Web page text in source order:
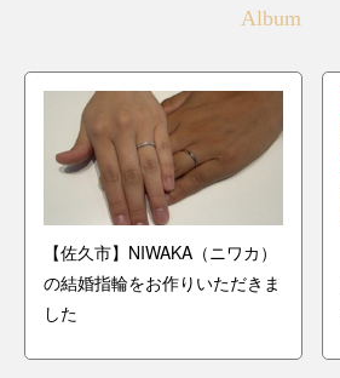
Album
【佐久市】NIWAKA（ニワカ）
の結婚指輪をお作りいただきま
した